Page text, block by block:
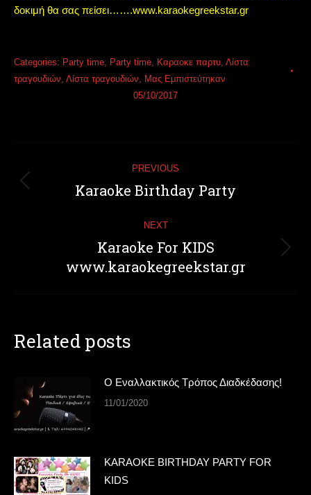
δοκιμή θα σας πείσει…….www.karaokegreekstar.gr
Categories: Party time, Party time, Καραοκε παρτυ, Λίστα
τραγουδιών, Λίστα τραγουδιών, Μας Εμπιστεύτηκαν
05/10/2017
navigation
PREVIOUS
Previous
Karaoke Birthday Party
NEXT
Next
post:
Karaoke For KIDS
www.karaokegreekstar.gr
Related posts
Ο Εναλλακτικός Τρόπος Διαδκέδασης!
11/01/2020
KARAOKE BIRTHDAY PARTY FOR
KIDS